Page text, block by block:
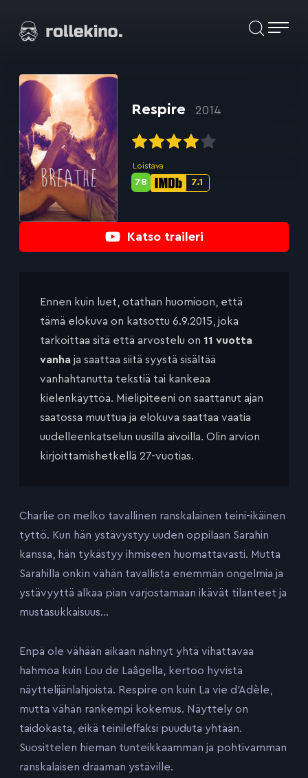
suoraan
Elokuvat ja elokuva-arviot | Rollekino.fi
jälkeen.
Katso traileri
Respire 2014
Loistava
IMDb-
7.1
Metascore-
78
Ennen kuin luet, otathan huomioon, että
tämä elokuva on katsottu 6.9.2015, joka
tarkoittaa sitä että arvostelu on 11 vuotta
vanha ja saattaa siitä syystä sisältää
vanhahtanutta tekstiä tai kankeaa
kielenkäyttöä. Mielipiteeni on saattanut ajan
saatossa muuttua ja elokuva saattaa vaatia
uudelleenkatselun uusilla aivoilla. Olin arvion
kirjoittamishetkellä 27-vuotias.
Charlie on melko tavallinen ranskalainen teini-ikäinen
tyttö. Kun hän ystävystyy uuden oppilaan Sarahin
kanssa, hän tykästyy ihmiseen huomattavasti. Mutta
Sarahilla onkin vähän tavallista enemmän ongelmia ja
ystävyyttä alkaa pian varjostamaan ikävät tilanteet ja
mustasukkaisuus…
Enpä ole vähään aikaan nähnyt yhtä vihattavaa
hahmoa kuin Lou de Laâgella, kertoo hyvistä
näyttelijänlahjoista. Respire on kuin La vie d’Adèle,
mutta vähän rankempi kokemus. Näyttely on
taidokasta, eikä teinileffaksi puuduta yhtään.
Suosittelen hieman tunteikkaamman ja pohtivamman
ranskalaisen draaman ystäville.